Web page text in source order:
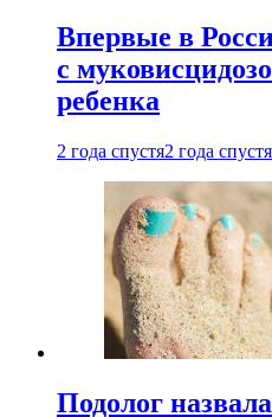
Впервые в
с
ребенка
2 года спустя2 года спустя
Подолог